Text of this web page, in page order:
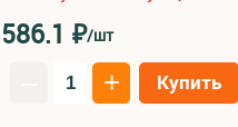
586.1 ₽/шт
+ Купить